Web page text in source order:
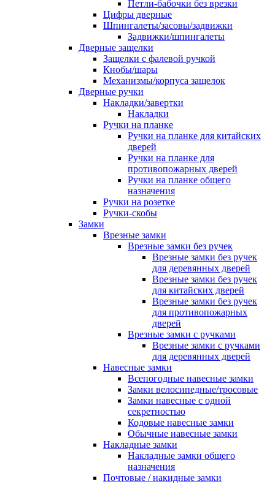
Петли-бабочки без врезки
Цифры дверные
Шпингалеты/засовы/задвижки
Задвижки/шпингалеты
Дверные защелки
Защелки с фалевой ручкой
Кнобы/шары
Механизмы/корпуса защелок
Дверные ручки
Накладки/завертки
Накладки
Ручки на планке
Ручки на планке для китайских
дверей
Ручки на планке для
противопожарных дверей
Ручки на планке общего
назначения
Ручки на розетке
Ручки-скобы
Замки
Врезные замки
Врезные замки без ручек
Врезные замки без ручек
для деревянных дверей
Врезные замки без ручек
для китайских дверей
Врезные замки без ручек
для противопожарных
дверей
Врезные замки с ручками
Врезные замки с ручками
для деревянных дверей
Навесные замки
Всепогодные навесные замки
Замки велосипедные/тросовые
Замки навесные с одной
секретностью
Кодовые навесные замки
Обычные навесные замки
Накладные замки
Накладные замки общего
назначения
Почтовые / накидные замки